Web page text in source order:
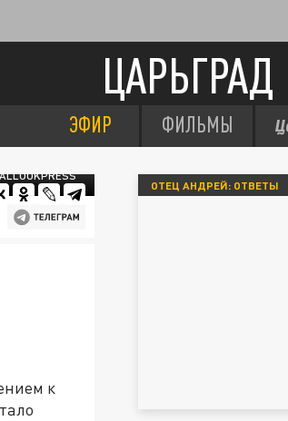
ЦАРЬГРАД
ЭФИР ФИЛЬМЫ
к
ОТЕЦ АНДРЕЙ: ОТВЕТЫ